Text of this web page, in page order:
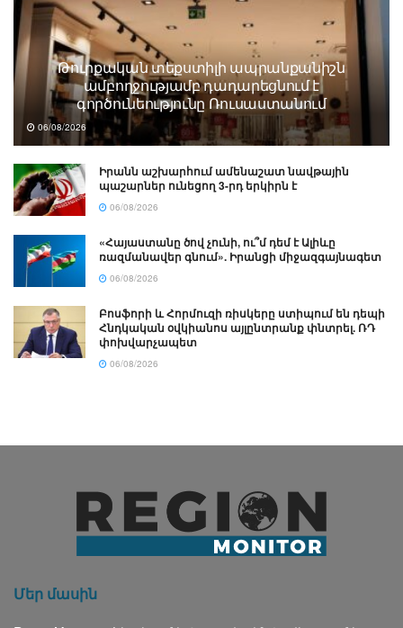
Թուրքական տեքստիլի ապրանքանիշն
ամբողջությամբ դադարեցնում է
գործունեությունը Ռուսաստանում
06/08/2026
Իրանն աշխարհում ամենաշատ նավթային
պաշարներ ունեցող 3-րդ երկիրն է
06/08/2026
«Հայաստանը ծով չունի, ու՞մ դեմ է Ալիևը
ռազմանավեր գնում». Իրանցի միջազգայնագետ
06/08/2026
Բոսֆորի և Հորմուզի ռիսկերը ստիպում են դեպի
Հնդկական օվկիանոս այլընտրանք փնտրել. ՌԴ
փոխվարչապետ
06/08/2026
Մեր մասին